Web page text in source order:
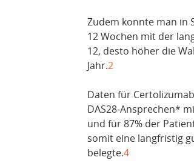
Zudem konnte man in
12 Wochen mit der
12, desto höher die
Jahr.2
Daten für
DAS28-Ansprechen*
und für 87% der
somit eine langfristig
belegte.4